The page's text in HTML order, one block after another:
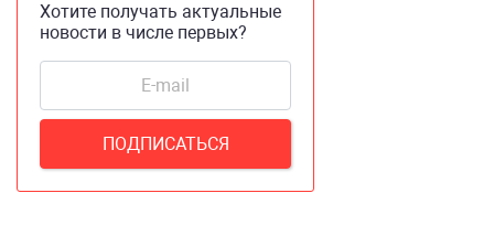
Хотите получать актуальные
новости в числе первых?